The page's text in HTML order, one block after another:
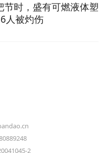
时，盛有可燃液体塑
人被灼伤
2